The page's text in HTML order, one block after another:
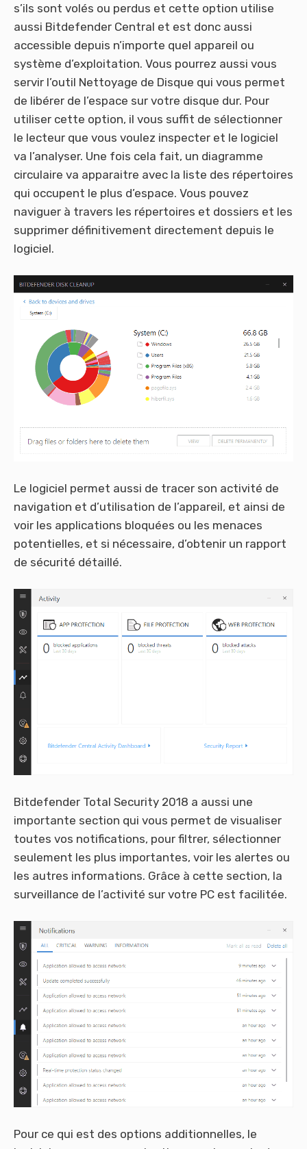
s’ils sont volés ou perdus et cette option utilise
aussi Bitdefender Central et est donc aussi
accessible depuis n’importe quel appareil ou
système d’exploitation. Vous pourrez aussi vous
servir l’outil Nettoyage de Disque qui vous permet
de libérer de l’espace sur votre disque dur. Pour
utiliser cette option, il vous suffit de sélectionner
le lecteur que vous voulez inspecter et le logiciel
va l’analyser. Une fois cela fait, un diagramme
circulaire va apparaitre avec la liste des répertoires
qui occupent le plus d’espace. Vous pouvez
naviguer à travers les répertoires et dossiers et les
supprimer définitivement directement depuis le
logiciel.
Le logiciel permet aussi de tracer son activité de
navigation et d’utilisation de l’appareil, et ainsi de
voir les applications bloquées ou les menaces
potentielles, et si nécessaire, d’obtenir un rapport
de sécurité détaillé.
Bitdefender Total Security 2018 a aussi une
importante section qui vous permet de visualiser
toutes vos notifications, pour filtrer, sélectionner
seulement les plus importantes, voir les alertes ou
les autres informations. Grâce à cette section, la
surveillance de l’activité sur votre PC est facilitée.
Pour ce qui est des options additionnelles, le